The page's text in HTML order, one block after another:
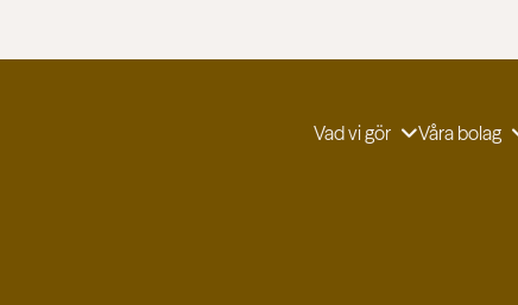
Vad vi gör Våra bolag